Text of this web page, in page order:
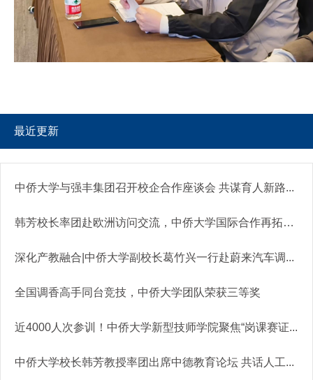
最近更新
中侨大学与强丰集团召开校企合作座谈会 共谋育人新路...
韩芳校长率团赴欧洲访问交流，中侨大学国际合作再拓新...
深化产教融合|中侨大学副校长葛竹兴一行赴蔚来汽车调...
全国调香高手同台竞技，中侨大学团队荣获三等奖
近4000人次参训！中侨大学新型技师学院聚焦“岗课赛证...
中侨大学校长韩芳教授率团出席中德教育论坛 共话人工...